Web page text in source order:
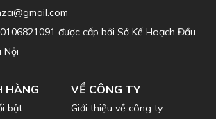
được cấp bởi Sở Kế Hoạch Đầu
Nội
HÀNG
bật
VỀ CÔNG TY
Giới thiệu về công ty